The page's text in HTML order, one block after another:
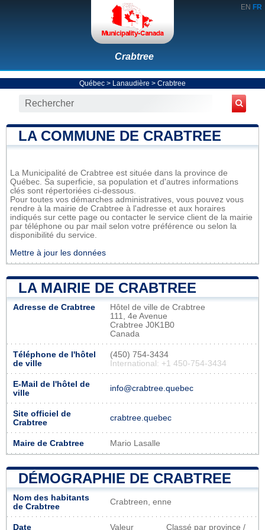
EN FR
Crabtree
Québec > Lanaudière > Crabtree
LA COMMUNE DE CRABTREE
La Municipalité de Crabtree est située dans la province de
Québec. Sa superficie, sa population et d'autres informations
clés sont répertoriées ci-dessous.
Pour toutes vos démarches administratives, vous pouvez vous
rendre à la mairie de Crabtree à l'adresse et aux horaires
indiqués sur cette page ou contacter le service client de la mairie
par téléphone ou par mail selon votre préférence ou selon la
disponibilité du service.
Mettre à jour les données
LA MAIRIE DE CRABTREE
Adresse de Crabtree
Hôtel de ville de Crabtree
111, 4e Avenue
Crabtree J0K1B0
Canada
Téléphone de l'hôtel
de ville
(450) 754-3434
International: +1 450-754-3434
E-Mail de l'hôtel de
ville
info@crabtree.quebec
Site officiel de
Crabtree
crabtree.quebec
Maire de Crabtree Mario Lasalle
DÉMOGRAPHIE DE CRABTREE
Nom des habitants
de Crabtree
Crabtreen, enne
Date Valeur Classé par province /